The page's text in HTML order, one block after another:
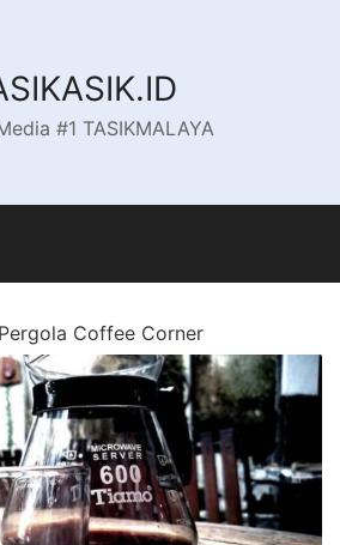
#1 TASIKMALAYA
Pergola Coffee Corner